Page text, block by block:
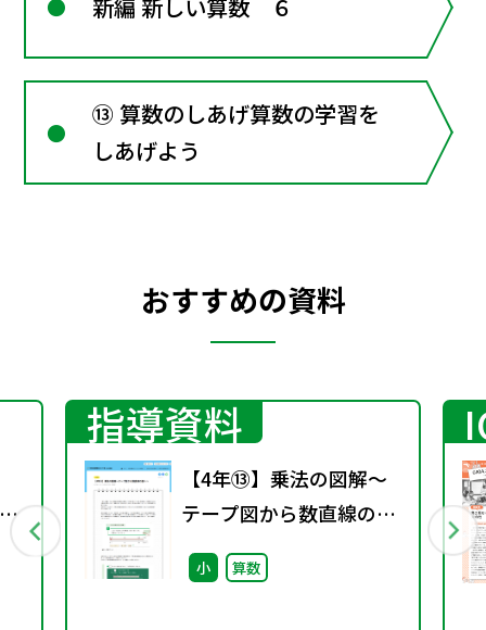
新編 新しい算数 ６
⑬ 算数のしあげ算数の学習を
しあげよう
おすすめの資料
指導資料
【4年⑬】乗法の図解～
テープ図から数直線の図
へ～
小 算数